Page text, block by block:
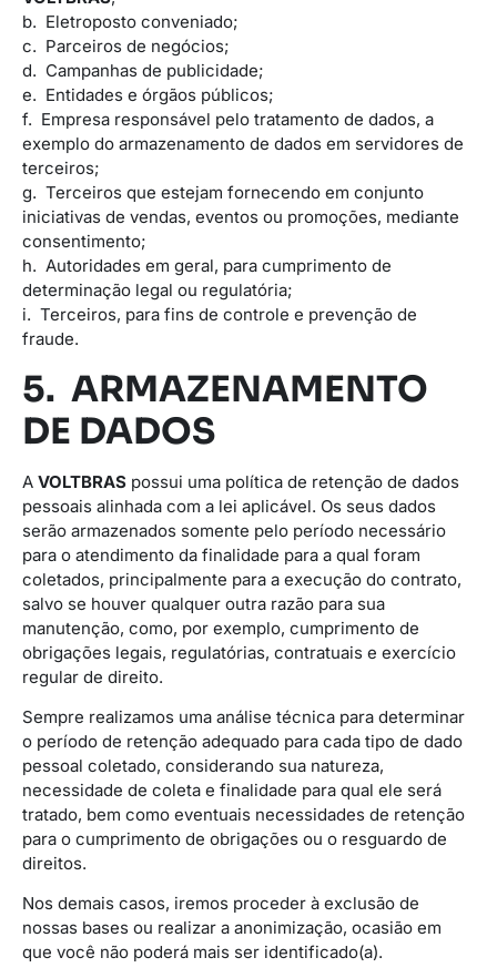
b. Eletroposto conveniado;
c. Parceiros de negócios;
d. Campanhas de publicidade;
e. Entidades e órgãos públicos;
f. Empresa responsável pelo tratamento de dados, a
exemplo do armazenamento de dados em servidores de
terceiros;
g. Terceiros que estejam fornecendo em conjunto
iniciativas de vendas, eventos ou promoções, mediante
consentimento;
h. Autoridades em geral, para cumprimento de
determinação legal ou regulatória;
i. Terceiros, para fins de controle e prevenção de
fraude.
5. ARMAZENAMENTO
DE DADOS
A VOLTBRAS possui uma política de retenção de dados
pessoais alinhada com a lei aplicável. Os seus dados
serão armazenados somente pelo período necessário
para o atendimento da finalidade para a qual foram
coletados, principalmente para a execução do contrato,
salvo se houver qualquer outra razão para sua
manutenção, como, por exemplo, cumprimento de
obrigações legais, regulatórias, contratuais e exercício
regular de direito.
Sempre realizamos uma análise técnica para determinar
o período de retenção adequado para cada tipo de dado
pessoal coletado, considerando sua natureza,
necessidade de coleta e finalidade para qual ele será
tratado, bem como eventuais necessidades de retenção
para o cumprimento de obrigações ou o resguardo de
direitos.
Nos demais casos, iremos proceder à exclusão de
nossas bases ou realizar a anonimização, ocasião em
que você não poderá mais ser identificado(a).